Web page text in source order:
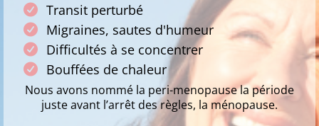
Transit perturbé
Migraines, sautes d'humeur
Difficultés à se concentrer
Bouffées de chaleur
Nous avons nommé la peri-menopause la période
juste avant l’arrêt des règles, la ménopause.